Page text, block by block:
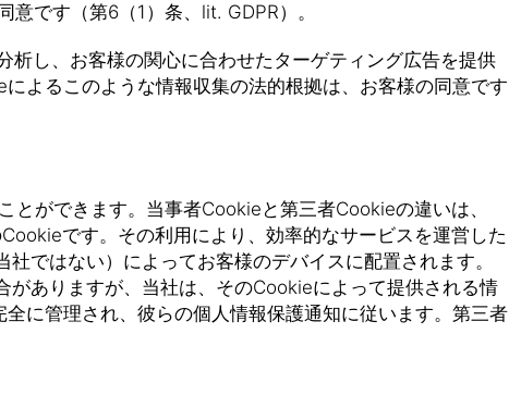
です（第6（1）条、lit. GDPR）。
し、お客様の関心に合わせたターゲティング広告を提供
よるこのような情報収集の法的根拠は、お客様の同意です
ができます。当事者Cookieと第三者Cookieの違いは、
です。その利用により、効率的なサービスを運営した
ではない）によってお客様のデバイスに配置されます。
ありますが、当社は、そのCookieによって提供される情
に管理され、彼らの個人情報保護通知に従います。第三者